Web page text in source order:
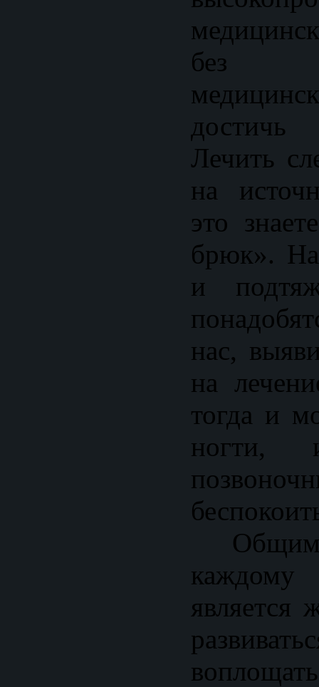
без
Лечить
на
это
брюк».
и
нас,
на
тогда и
ногти,
Общим
является